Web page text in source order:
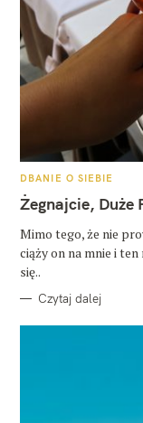
K
T
E
O
R
I
DBANIE O SIEBIE
Żegnajcie, Duże
Mimo tego, że nie
ciąży on na mnie i
się..
Czytaj dalej